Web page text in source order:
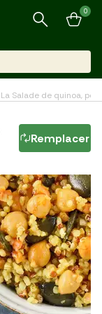
0
La Salade de quinoa,
Remplacer